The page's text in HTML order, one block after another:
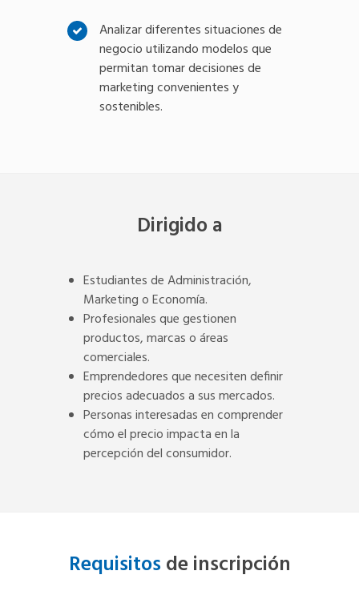
Analizar diferentes situaciones de
negocio utilizando modelos que
permitan tomar decisiones de
marketing convenientes y
sostenibles.
Dirigido a
Estudiantes de Administración,
Marketing o Economía.
Profesionales que gestionen
productos, marcas o áreas
comerciales.
Emprendedores que necesiten definir
precios adecuados a sus mercados.
Personas interesadas en comprender
cómo el precio impacta en la
percepción del consumidor.
Requisitos de inscripción